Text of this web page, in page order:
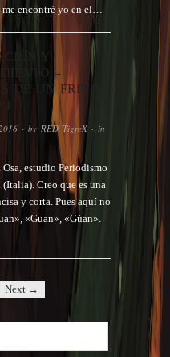
me encontré yo en el…
Y
–
DE UN FRIKI
· byRED TigreX · in
estudio Periodismo
Creo que es una
y corta. Pues aquí no
«Guan», «Gúan».
Next →